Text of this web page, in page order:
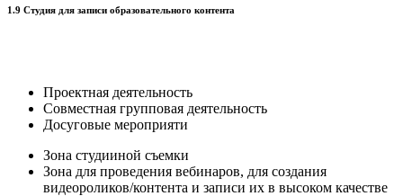
1.9 Студия для записи образовательного контента
Проектная деятельность
Совместная групповая деятельность
Досуговые мероприяти
Зона студииной съемки
Зона для проведения вебинаров, для создания
видеороликов/контента и записи их в высоком качестве